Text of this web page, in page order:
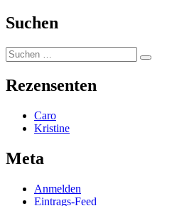
Suchen
Suchen
nach:
Suchen
Rezensenten
Caro
Kristine
Meta
Anmelden
Eintrags-Feed